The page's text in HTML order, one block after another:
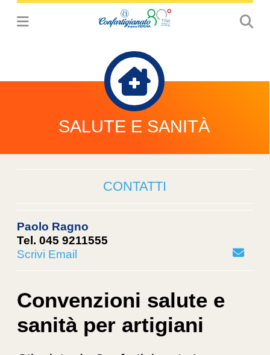
SALUTE E SANITÀ
CONTATTI
Paolo Ragno
Tel. 045 9211555
Scrivi Email
Convenzioni salute e
sanità per artigiani